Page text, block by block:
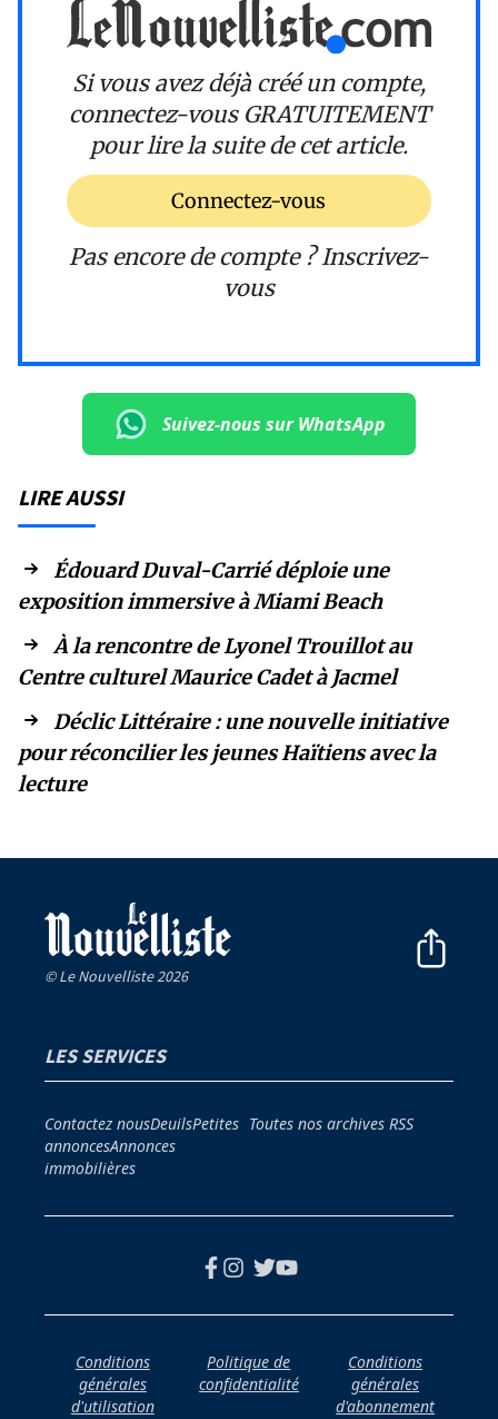
Si vous avez déjà créé un compte,
connectez-vous GRATUITEMENT
pour lire la suite de cet article.
Connectez-vous
Pas encore de compte ?Inscrivez-
vous
Suivez-nous sur WhatsApp
LIRE AUSSI
Édouard Duval-Carrié déploie une
exposition immersive à Miami Beach
À la rencontre de Lyonel Trouillot au
Centre culturel Maurice Cadet à Jacmel
Déclic Littéraire : une nouvelle initiative
pour réconcilier les jeunes Haïtiens avec la
lecture
© Le Nouvelliste 2026
LES SERVICES
Contactez nousDeuilsPetites
annoncesAnnonces
immobilières
Toutes nos archives RSS
Conditions
générales
d'utilisation
Politique de
confidentialité
Conditions
générales
d'abonnement